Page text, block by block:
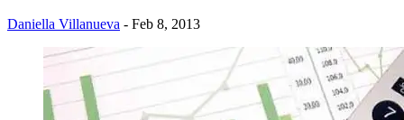
Daniella Villanueva - Feb 8, 2013